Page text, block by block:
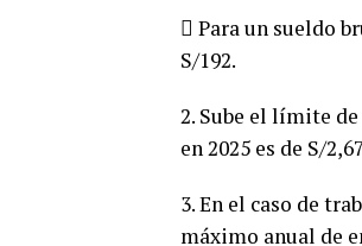
 Para un sueldo
S/192.
2. Sube el límite
en 2025 es de S/
3. En el caso de
máximo anual de